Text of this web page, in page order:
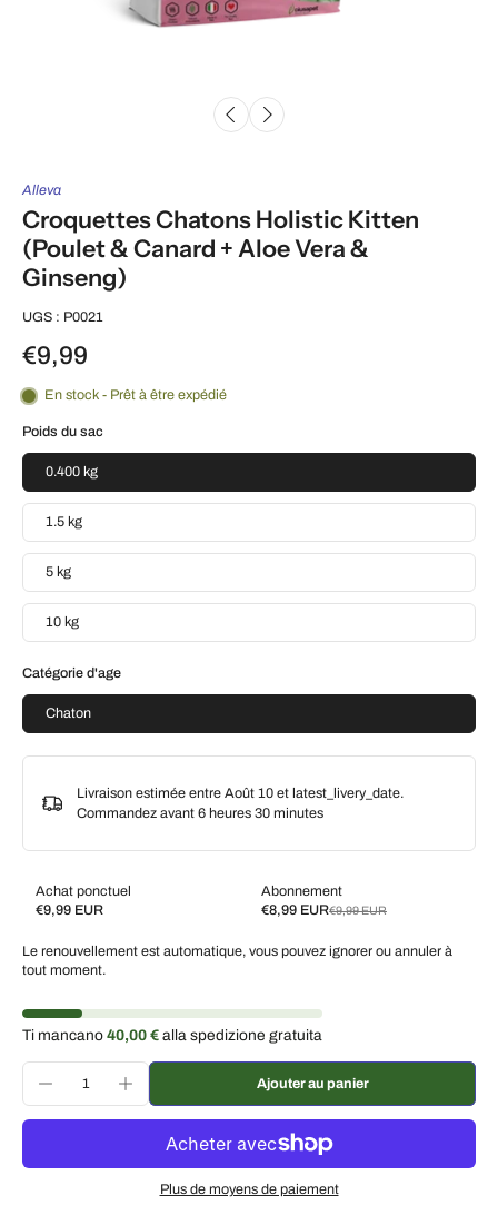
Alleva
Croquettes Chatons Holistic Kitten
(Poulet & Canard + Aloe Vera &
Ginseng)
UGS : P0021
€9,99
En stock - Prêt à être expédié
Poids du sac
0.400 kg
1.5 kg
5 kg
10 kg
Catégorie d'age
Chaton
Livraison estimée entre Août 10 et latest_livery_date.
Commandez avant 6 heures 30 minutes
Achat ponctuel
€9,99 EUR
Abonnement
€8,99 EUR€9,99 EUR
Subscribe and save
Livrez toutes les 2 semaines, 10 % de réduction
Livrez chaque mois, 5 % de réduction
Le renouvellement est automatique, vous pouvez ignorer ou annuler à
tout moment.
Ti mancano 40,00 € alla spedizione gratuita
Ajouter au panier
Plus de moyens de paiement